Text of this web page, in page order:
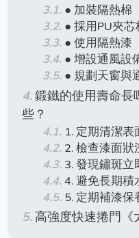
● 加裝隔熱棉
● 採用PU夾芯
● 使用隔熱漆
● 增設通風設
● 規劃天窗與
鍛鐵的使用壽命長
些？
1. 定期清潔表
2. 檢查漆面狀
3. 發現鏽斑立
4. 避免長期積
5. 定期補漆保
高強度快速捲門《